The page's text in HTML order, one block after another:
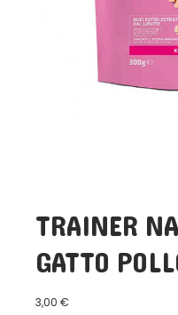
TRAINER
GATTO
3,00 €